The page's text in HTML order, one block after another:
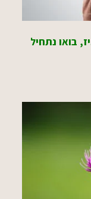
בואו נתחיל